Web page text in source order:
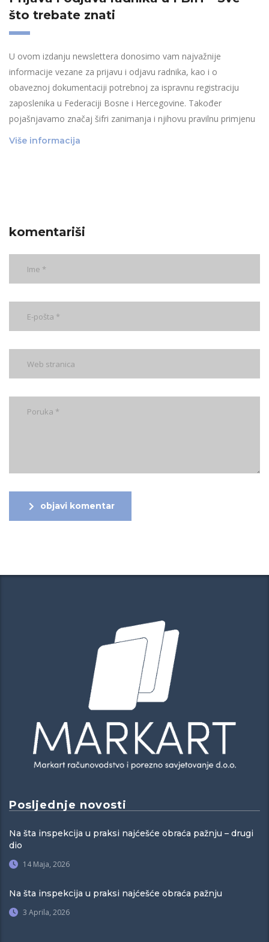
što trebate znati
U ovom izdanju newslettera donosimo vam najvažnije
informacije vezane za prijavu i odjavu radnika, kao i o
obaveznoj dokumentaciji potrebnoj za ispravnu registraciju
zaposlenika u Federaciji Bosne i Hercegovine. Također
pojašnjavamo značaj šifri zanimanja i njihovu pravilnu primjenu
Više informacija
komentariši
objavi komentar
Posljednje novosti
Na šta inspekcija u praksi najćešće obraća pažnju – drugi
dio
14 Maja, 2026
Na šta inspekcija u praksi najćešće obraća pažnju
3 Aprila, 2026